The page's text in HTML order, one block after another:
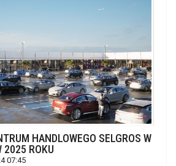
HANDLOWEGO SELGROS W
2025 ROKU
07:45